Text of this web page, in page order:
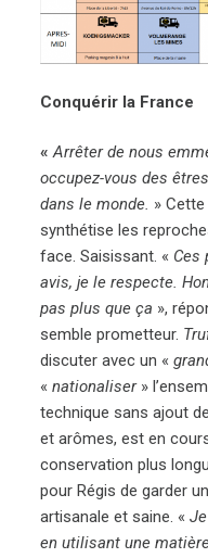
Conquérir la France
«Arrêter de nous
occupez-vous des
dans le monde. »
synthétise les
face. Saisissant. « Ces
avis, je le respecte.
pas plus que ça »,
semble prometteur.
discuter avec un «
«nationaliser»
technique sans ajout
et arômes, est en
conservation plus
pour Régis de garder
artisanale et saine. «
en utilisant une